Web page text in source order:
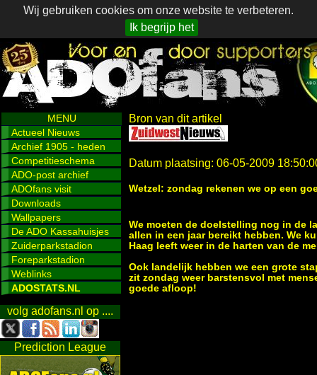
Wij gebruiken cookies om onze website te verbeteren.
Ik begrijp het
MENU
Actueel Nieuws
Archief 1905 - heden
Competitieschema
ADO-post archief
ADOfans visit
Downloads
Wallpapers
De ADO Kassahuisjes
Zuiderparkstadion
Foreparkstadion
Weblinks
ADOSTATS.NL
volg adofans.nl op ....
Prediction League
Bron van dit artikel
Datum plaatsing: 06-05-2009
Wetzel: zondag rekenen we op een
We moeten de doelstelling nog in de
allen in een jaar bereikt hebben. We
Haag leeft weer in de harten van de
Ook landelijk hebben we een grote
zit zondag weer barstensvol met
goede afloop!